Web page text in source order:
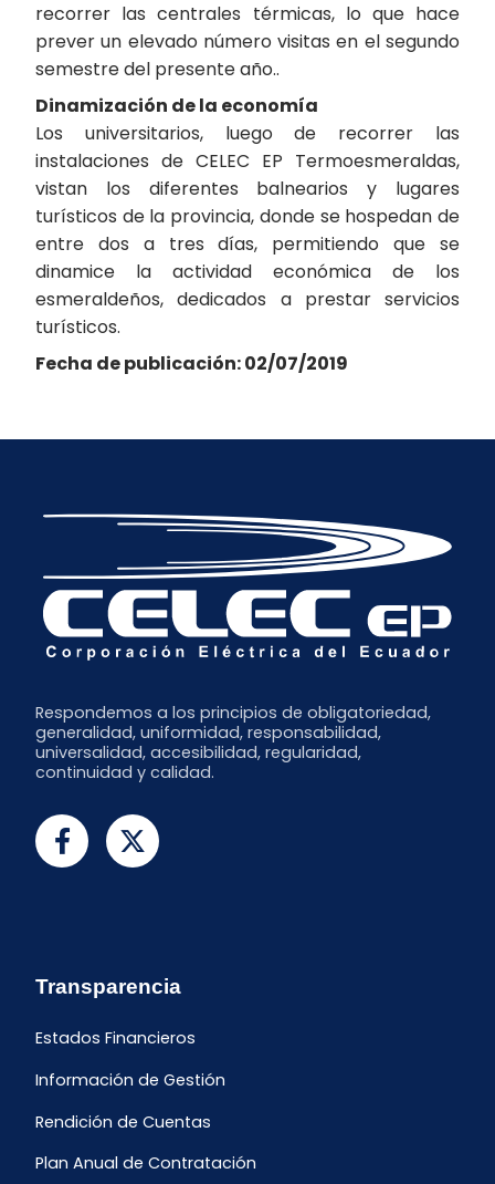
recorrer las centrales térmicas, lo que hace
prever un elevado número visitas en el segundo
semestre del presente año..
Dinamización de la economía
Los universitarios, luego de recorrer las
instalaciones de CELEC EP Termoesmeraldas,
vistan los diferentes balnearios y lugares
turísticos de la provincia, donde se hospedan de
entre dos a tres días, permitiendo que se
dinamice la actividad económica de los
esmeraldeños, dedicados a prestar servicios
turísticos.
Fecha de publicación: 02/07/2019
Respondemos a los principios de obligatoriedad,
generalidad, uniformidad, responsabilidad,
universalidad, accesibilidad, regularidad,
continuidad y calidad.
Transparencia
Estados Financieros
Información de Gestión
Rendición de Cuentas
Plan Anual de Contratación